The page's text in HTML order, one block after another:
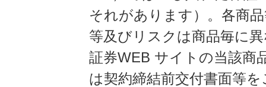
それがあります）。各商
等及びリスクは商品毎に
証券WEB サイトの当該商
は契約締結前交付書面等